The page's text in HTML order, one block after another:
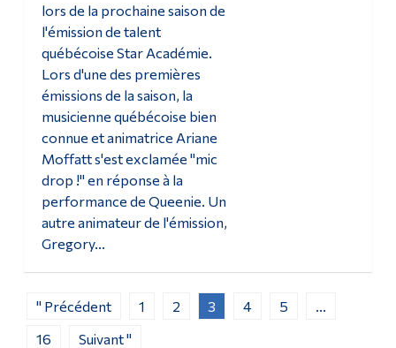
lors de la prochaine saison de
l'émission de talent
québécoise Star Académie.
Lors d'une des premières
émissions de la saison, la
musicienne québécoise bien
connue et animatrice Ariane
Moffatt s'est exclamée "mic
drop !" en réponse à la
performance de Queenie. Un
autre animateur de l'émission,
Gregory...
" Précédent 1 2 3 4 5
16
Suivant "